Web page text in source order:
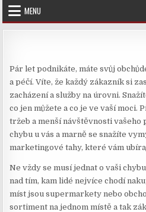
Skip
content
MENU
Pár let podnikáte, máte svůj
a péčí. Víte, že každý zákazník si
zacházení a služby na úrovni.
co jen můžete a co je ve vaší moci.
tržeb a menší návštěvnosti vašeho
chybu u vás a marně se snažíte
marketingové tahy, které vám
Ne vždy se musí jednat o vaši
nad tím, kam lidé nejvíce chodí
míst jsou supermarkety nebo
sortiment na jednom místě a tak